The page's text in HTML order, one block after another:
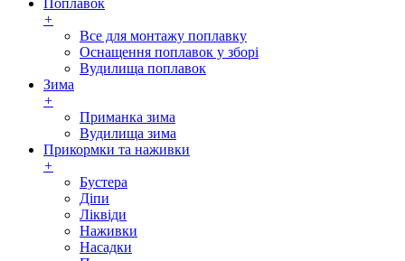
Поплавок
+
Все для монтажу поплавку
Оснащення поплавок у зборі
Вудилища поплавок
Зима
+
Приманка зима
Вудилища зима
Прикормки та наживки
+
Бустера
Діпи
Ліквіди
Наживки
Насадки